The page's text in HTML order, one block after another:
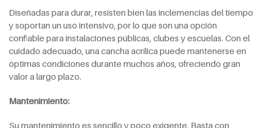
Diseñadas para durar, resisten bien las inclemencias del tiempo
y soportan un uso intensivo, por lo que son una opción
confiable para instalaciones públicas, clubes y escuelas. Con el
cuidado adecuado, una cancha acrílica puede mantenerse en
óptimas condiciones durante muchos años, ofreciendo gran
valor a largo plazo.
Mantenimiento:
Su mantenimiento es sencillo y poco exigente. Basta con